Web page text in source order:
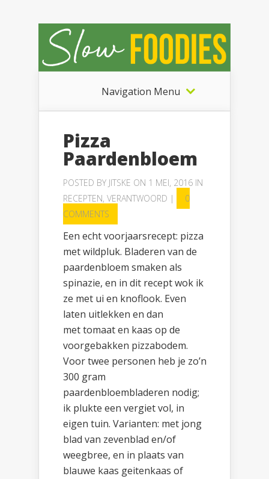
Navigation Menu
Pizza
Paardenbloem
POSTED BY JITSKE ON 1 MEI, 2016 IN
RECEPTEN, VERANTWOORD |
0
COMMENTS
Een echt voorjaarsrecept: pizza
met wildpluk. Bladeren van de
paardenbloem smaken als
spinazie, en in dit recept wok ik
ze met ui en knoflook. Even
laten uitlekken en dan
met tomaat en kaas op de
voorgebakken pizzabodem.
Voor twee personen heb je zo’n
300 gram
paardenbloembladeren nodig;
ik plukte een vergiet vol, in
eigen tuin. Varianten: met jong
blad van zevenblad en/of
weegbree, en in plaats van
blauwe kaas geitenkaas of